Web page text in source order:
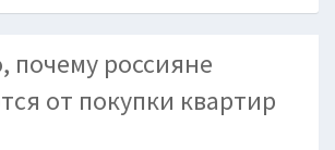
почему россияне
от покупки квартир